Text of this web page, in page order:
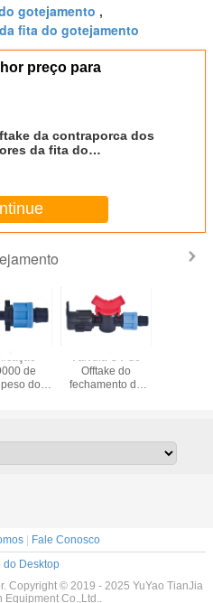
gotejamento ,
fita do gotejamento
preço para
da contraporca dos
da fita do
de
dos
Válvula UV do
Offtake do
fechamento da
irrigação para a
gotejamento
encaixes
do
| Fale Conosco
do Desktop
Copyright © 2019 - 2025 YuYao TianJia
Equipment Co.,Ltd..